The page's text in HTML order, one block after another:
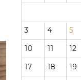
3
4 5
10
11 12
17
18 19